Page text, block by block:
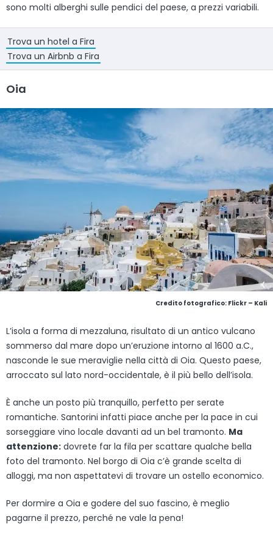
sono molti alberghi sulle pendici del paese, a prezzi variabili.
Trova un hotel a Fira
Trova un Airbnb a Fira
Oia
Credito fotografico: Flickr – Kali
L’isola a forma di mezzaluna, risultato di un antico vulcano
sommerso dal mare dopo un’eruzione intorno al 1600 a.C.,
nasconde le sue meraviglie nella città di Oia. Questo paese,
arroccato sul lato nord-occidentale, è il più bello dell’isola.
È anche un posto più tranquillo, perfetto per serate
romantiche. Santorini infatti piace anche per la pace in cui
sorseggiare vino locale davanti ad un bel tramonto. Ma
attenzione: dovrete far la fila per scattare qualche bella
foto del tramonto. Nel borgo di Oia c’è grande scelta di
alloggi, ma non aspettatevi di trovare un ostello economico.
Per dormire a Oia e godere del suo fascino, è meglio
pagarne il prezzo, perché ne vale la pena!